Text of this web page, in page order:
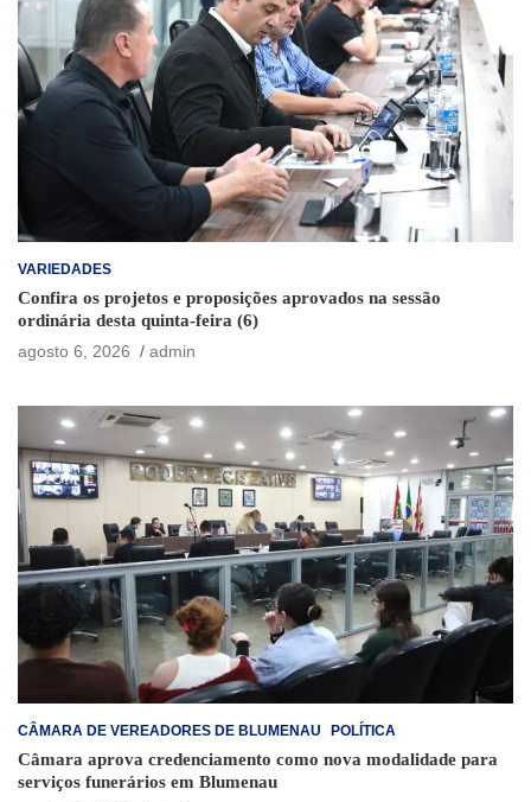
VARIEDADES
Confira os projetos e proposições aprovados na sessão
ordinária desta quinta-feira (6)
agosto 6, 2026
admin
CÂMARA DE VEREADORES DE BLUMENAU POLÍTICA
Câmara aprova credenciamento como nova modalidade para
serviços funerários em Blumenau